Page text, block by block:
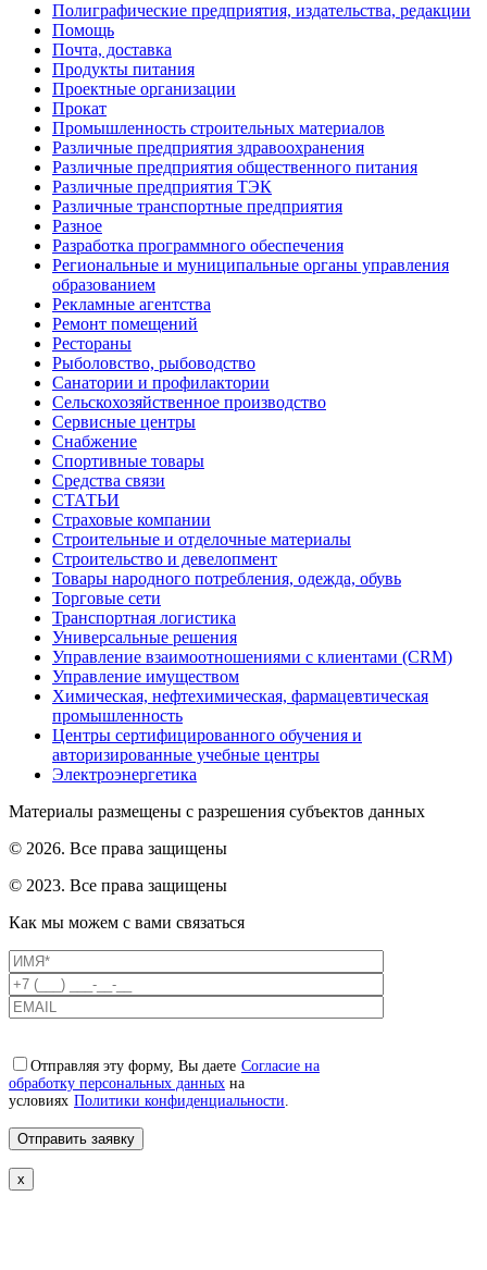
Полиграфические предприятия, издательства, редакции
Помощь
Почта, доставка
Продукты питания
Проектные организации
Прокат
Промышленность строительных материалов
Различные предприятия здравоохранения
Различные предприятия общественного питания
Различные предприятия ТЭК
Различные транспортные предприятия
Разное
Разработка программного обеспечения
Региональные и муниципальные органы управления
образованием
Рекламные агентства
Ремонт помещений
Рестораны
Рыболовство, рыбоводство
Санатории и профилактории
Сельскохозяйственное производство
Сервисные центры
Снабжение
Спортивные товары
Средства связи
СТАТЬИ
Страховые компании
Строительные и отделочные материалы
Строительство и девелопмент
Товары народного потребления, одежда, обувь
Торговые сети
Транспортная логистика
Универсальные решения
Управление взаимоотношениями с клиентами (CRM)
Управление имуществом
Химическая, нефтехимическая, фармацевтическая
промышленность
Центры сертифицированного обучения и
авторизированные учебные центры
Электроэнергетика
Материалы размещены с разрешения субъектов данных
© 2026. Все права защищены
© 2023. Все права защищены
Как мы можем с вами связаться
Отправляя эту форму, Вы даете Согласие на
обработку персональных данных на
условиях Политики конфиденциальности.
x